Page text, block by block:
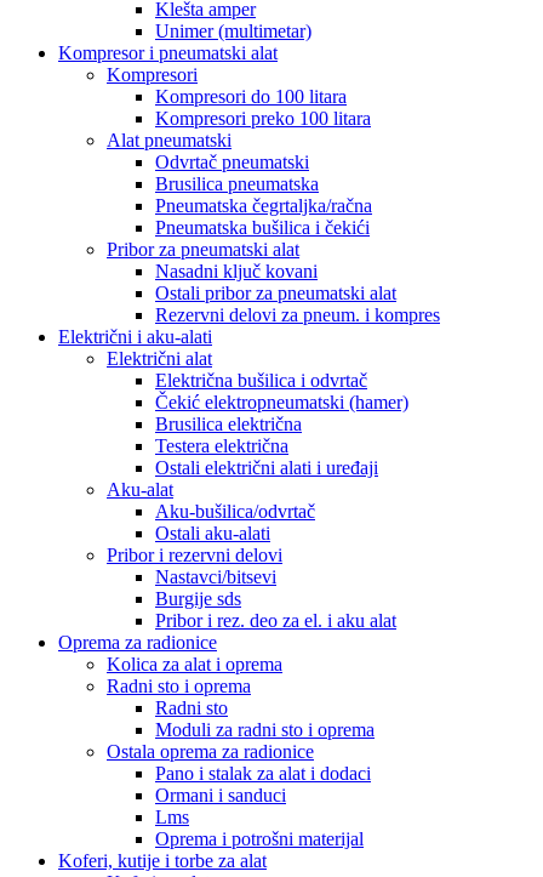
Klešta amper
Unimer (multimetar)
Kompresor i pneumatski alat
Kompresori
Kompresori do 100 litara
Kompresori preko 100 litara
Alat pneumatski
Odvrtač pneumatski
Brusilica pneumatska
Pneumatska čegrtaljka/račna
Pneumatska bušilica i čekići
Pribor za pneumatski alat
Nasadni ključ kovani
Ostali pribor za pneumatski alat
Rezervni delovi za pneum. i kompres
Električni i aku-alati
Električni alat
Električna bušilica i odvrtač
Čekić elektropneumatski (hamer)
Brusilica električna
Testera električna
Ostali električni alati i uređaji
Aku-alat
Aku-bušilica/odvrtač
Ostali aku-alati
Pribor i rezervni delovi
Nastavci/bitsevi
Burgije sds
Pribor i rez. deo za el. i aku alat
Oprema za radionice
Kolica za alat i oprema
Radni sto i oprema
Radni sto
Moduli za radni sto i oprema
Ostala oprema za radionice
Pano i stalak za alat i dodaci
Ormani i sanduci
Lms
Oprema i potrošni materijal
Koferi, kutije i torbe za alat